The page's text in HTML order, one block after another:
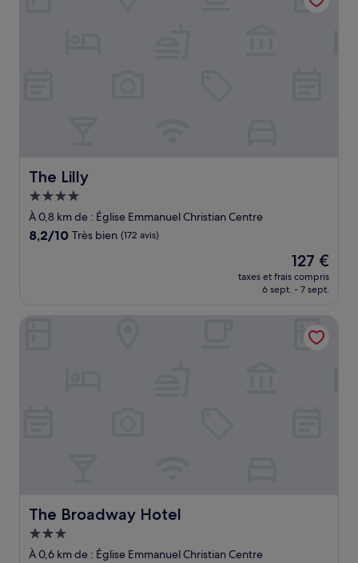
The Lilly
The Lilly
Hébergement
4.0 étoiles
À 0,8 km de : Église Emmanuel Christian Centre
8.2
8,2/10 Très bien (172 avis)
Le
nouveau
prix
de
127 €
127 €
taxes et frais compris
6 sept. - 7 sept.
The Broadway Hotel
The Broadway Hotel
Hébergement
3.0 étoiles
À 0,6 km de : Église Emmanuel Christian Centre